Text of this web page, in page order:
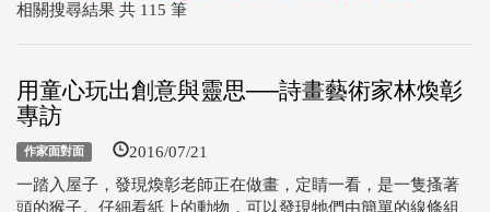
相關搜尋結果 共 115 筆
用童心玩出創意與靈思──詩畫藝術家林煥彰
專訪
作家面對面 2016/07/21
一踏入屋子，發現煥彰老師正在做畫，定睛一看，是一隻搔著
頭的猴子。仔細看紙上的動物，可以發現牠們由簡單的線條組